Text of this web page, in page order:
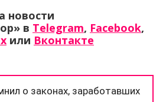
новости
в Telegram, Facebook,
или Вконтакте